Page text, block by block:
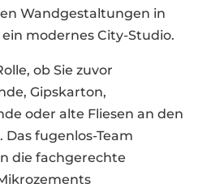
Wandgestaltungen in
modernes City-Studio.
ob Sie zuvor
Gipskarton,
oder alte Fliesen an den
fugenlos-Team
die fachgerechte